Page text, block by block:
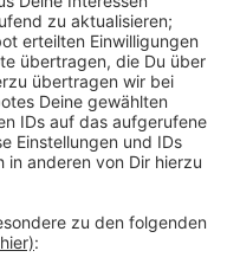
fährt heute
Zwischen den
Zeiten unterwegs